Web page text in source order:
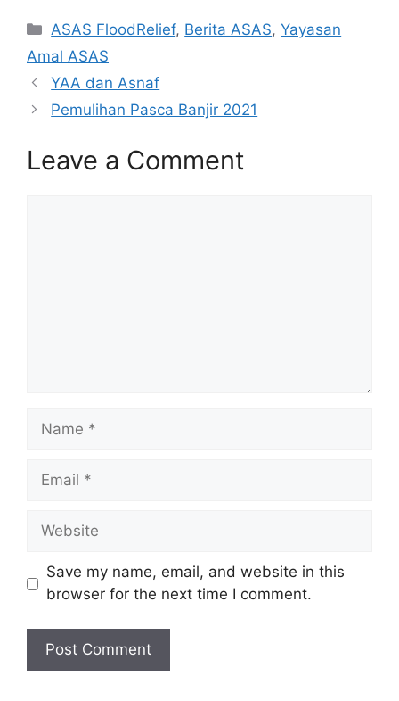
Categories
ASAS FloodRelief, Berita ASAS,Yayasan
Amal ASAS
YAA dan Asnaf
Pemulihan Pasca Banjir 2021
Leave a Comment
Name
Email
Website
Save my name, email, and website in this
browser for the next time I comment.